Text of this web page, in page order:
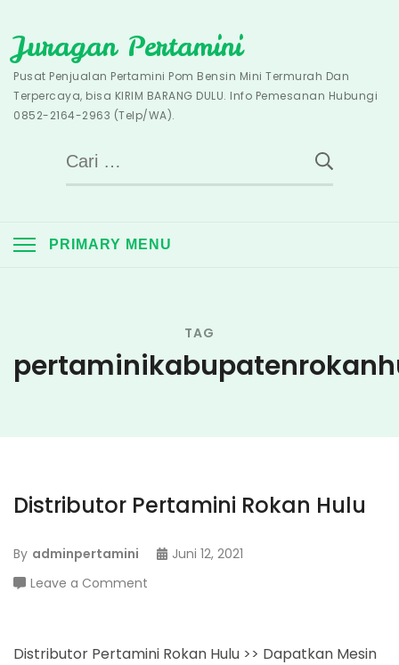
to
content
Juragan Pertamini
Pusat Penjualan Pertamini Pom Bensin Mini Termurah Dan
Terpercaya, bisa KIRIM BARANG DULU. Info Pemesanan Hubungi
0852-2164-2963 (Telp/WA).
Cari
untuk:
PRIMARY MENU
TAG
Distributor Pertamini Rokan Hulu
By adminpertamini
Juni 12, 2021
Leave a Comment
Rokan
Distributor Pertamini Rokan Hulu >> Dapatkan Mesin